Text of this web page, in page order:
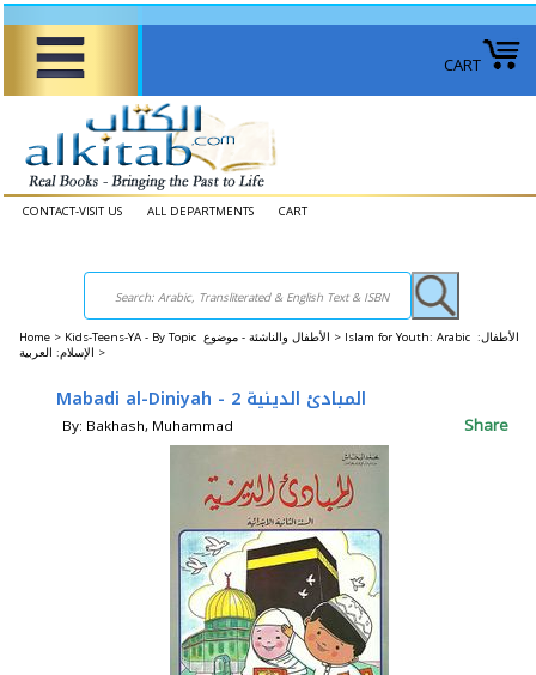
CART
CONTACT-VISIT US ALL DEPARTMENTS CART
Home > Kids-Teens-YA - By Topic الأطفال والناشئة - موضوع > Islam for Youth: Arabic الأطفال:
الإسلام: العربية >
Mabadi al-Diniyah - 2 المبادئ الدينية
By: Bakhash, Muhammad Share